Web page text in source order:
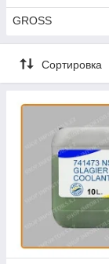
GROSS
Сортировка